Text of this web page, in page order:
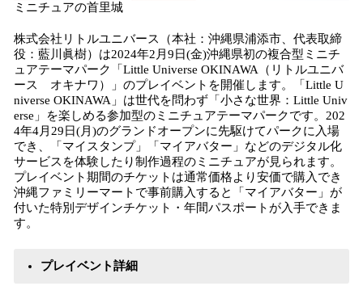
ミニチュアの首里城
株式会社リトルユニバース（本社：沖縄県浦添市、代表取締
役：藍川眞樹）は2024年2月9日(金)沖縄県初の複合型ミニチ
ュアテーマパーク「Little Universe OKINAWA（リトルユニバ
ース オキナワ）」のプレイベントを開催します。「Little U
niverse OKINAWA」は世代を問わず「小さな世界：Little Univ
erse」を楽しめる参加型のミニチュアテーマパークです。202
4年4月29日(月)のグランドオープンに先駆けてパークに入場
でき、「マイスタンプ」「マイアバター」などのデジタル化
サービスを体験したり制作過程のミニチュアが見られます。
プレイベント期間のチケットは通常価格より安価で購入でき
沖縄ファミリーマートで事前購入すると「マイアバター」が
付いた特別デザインチケット・年間パスポートが入手できま
す。
プレイベント詳細